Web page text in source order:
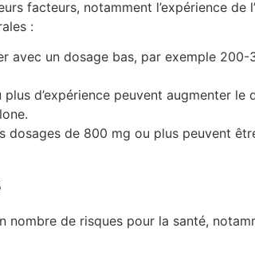
facteurs, notamment l’expérience
:
avec un dosage bas, par exemple
d’expérience peuvent augmenter
dosages de 800 mg ou plus peuvent
nombre de risques pour la santé,